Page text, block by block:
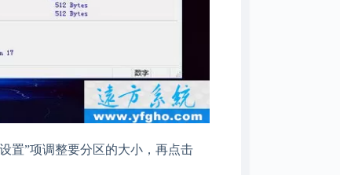
置”项调整要分区的大小，再点击